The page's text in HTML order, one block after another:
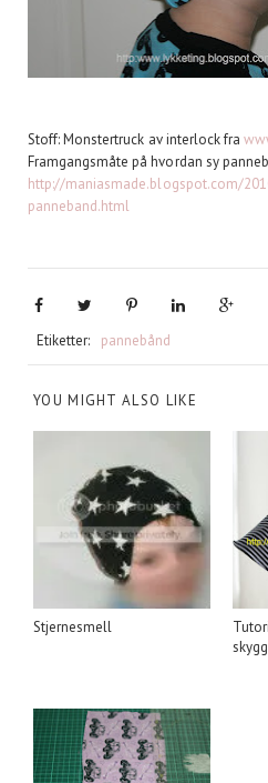
Stoff: Monstertruck av interlock fra
Framgangsmåte på hvordan sy
http://maniasmade.blogspot.com/
panneband.html
Etiketter: pannebånd
YOU MIGHT ALSO LIKE
Stjernesmell